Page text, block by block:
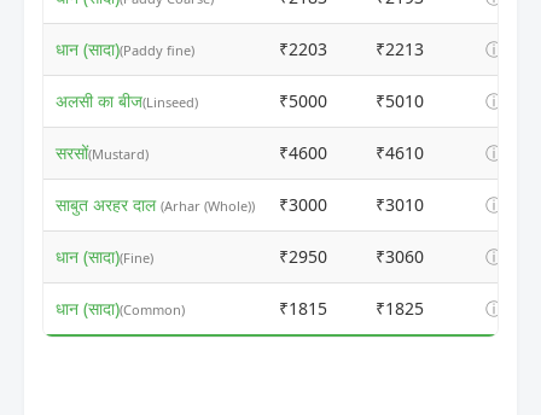
धान (सादा)(Paddy fine) ₹2203 ₹2213 ⓘ
अलसी का बीज(Linseed) ₹5000 ₹5010 ⓘ
सरसों(Mustard) ₹4600 ₹4610 ⓘ
साबुत अरहर दाल (Arhar (Whole)) ₹3000 ₹3010 ⓘ
धान (सादा)(Fine) ₹2950 ₹3060 ⓘ
धान (सादा)(Common) ₹1815 ₹1825 ⓘ